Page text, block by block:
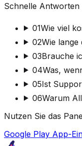
Schnelle Antworten
01Wie viel
02Wie lange
03Brauche
04Was,
05Ist
06Warum
Nutzen Sie das
Google Play App-